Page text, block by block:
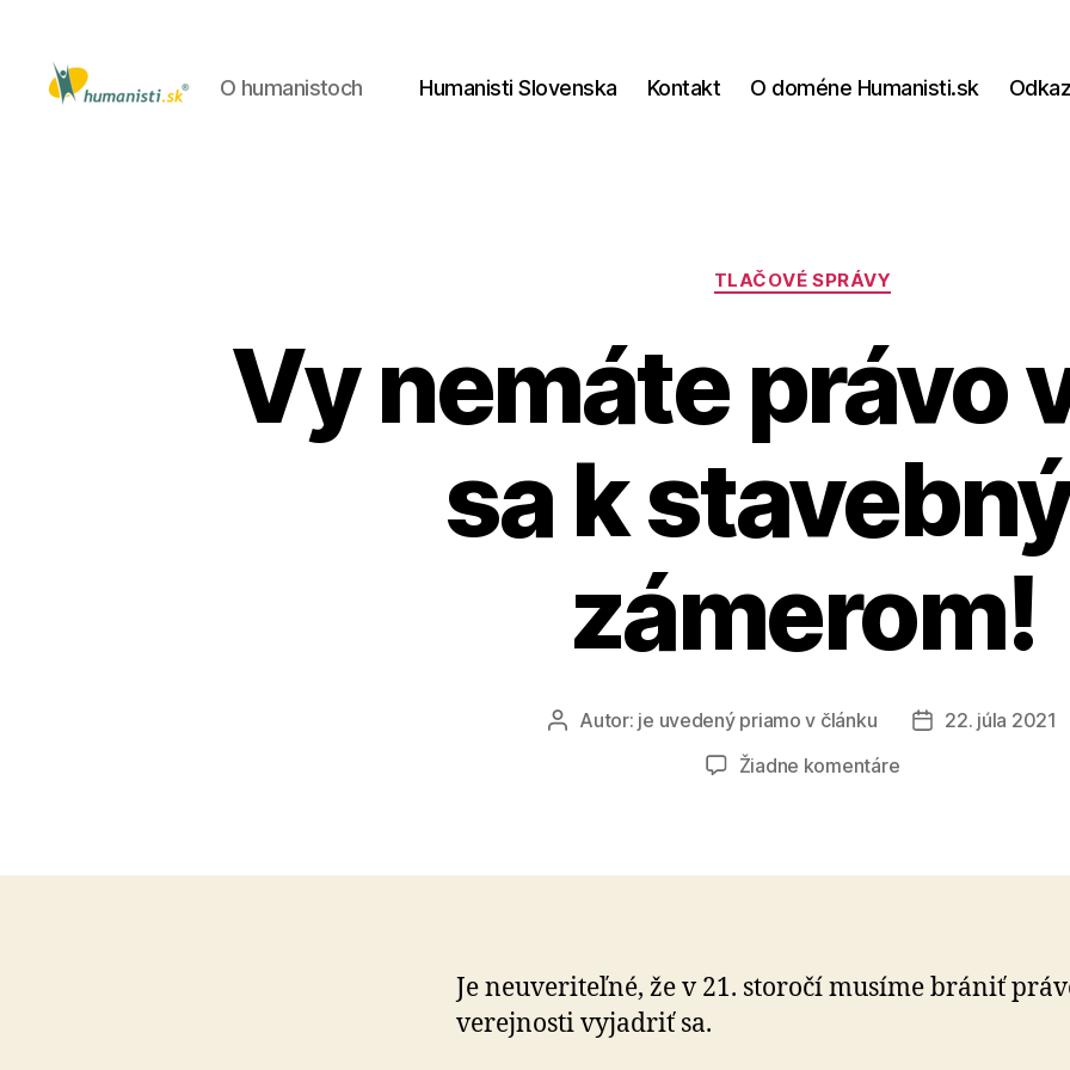
O humanistoch Humanisti Slovenska Kontakt O doméne Humanisti.sk
Kategórie
TLAČOVÉ SPRÁVY
Vy nemáte právo
sa k
zámerom!
AutorAutor: je uvedený priamo v článku
Dátum
22. júla 2021
Žiadne komentárena
vyjadriť
zámerom!
Je neuveriteľné, že v 21. storočí musíme brániť
verejnosti vyjadriť sa.